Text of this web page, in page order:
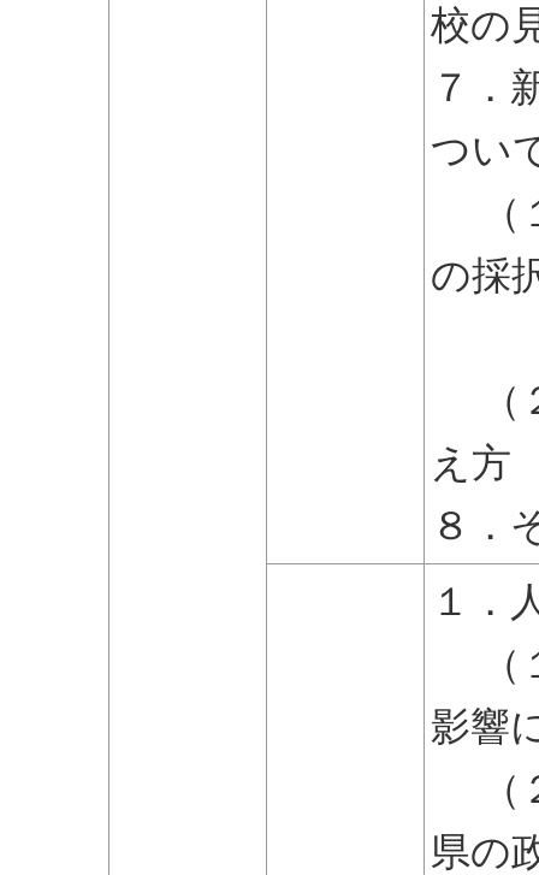
校の
７．
つい
（
の採
（
え方
８．
１．
（
影響
（
県の